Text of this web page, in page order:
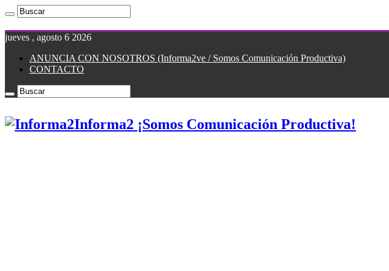
jueves , agosto 6 2026
ANUNCIA CON NOSOTROS (Informa2ve / Somos Comunicación Productiva)
CONTACTO
Informa2 ¡Somos Comunicación Productiva!